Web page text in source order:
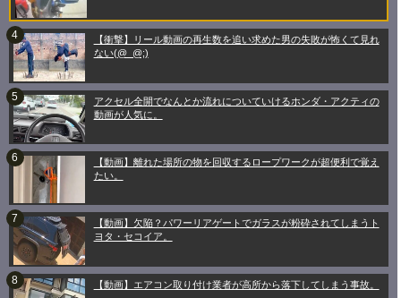
【衝撃】リール動画の再生数を追い求めた男の失敗が怖くて見れ
ない(@_@;)
アクセル全開でなんとか流れについていけるホンダ・アクティの
動画が人気に。
【動画】離れた場所の物を回収するロープワークが超便利で覚え
たい。
【動画】欠陥？パワーリアゲートでガラスが粉砕されてしまうト
ヨタ・セコイア。
【動画】エアコン取り付け業者が高所から落下してしまう事故。